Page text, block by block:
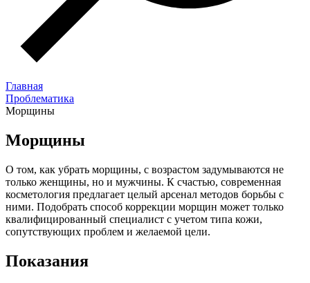
Главная
Проблематика
Морщины
Морщины
О том, как убрать морщины, с возрастом задумываются не
только женщины, но и мужчины. К счастью, современная
косметология предлагает целый арсенал методов борьбы с
ними. Подобрать способ коррекции морщин может только
квалифицированный специалист с учетом типа кожи,
сопутствующих проблем и желаемой цели.
Показания